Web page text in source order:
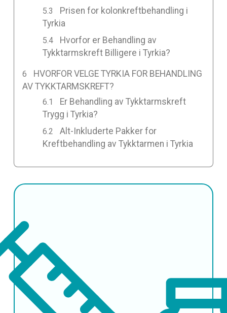
Prisen for kolonkreftbehandling i
Tyrkia
Hvorfor er Behandling av
Tykktarmskreft Billigere i Tyrkia?
HVORFOR VELGE TYRKIA FOR BEHANDLING
AV TYKKTARMSKREFT?
Er Behandling av Tykktarmskreft
Trygg i Tyrkia?
Alt-Inkluderte Pakker for
Kreftbehandling av Tykktarmen i Tyrkia